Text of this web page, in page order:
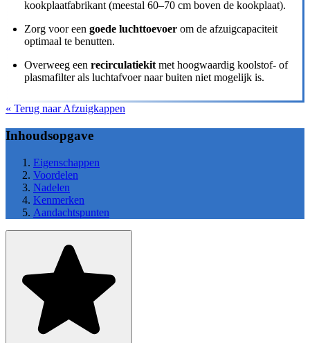
kookplaatfabrikant (meestal 60–70 cm boven de kookplaat).
Zorg voor een goede luchttoevoer om de afzuigcapaciteit
optimaal te benutten.
Overweeg een recirculatiekitmet hoogwaardig koolstof- of
plasmafilter als luchtafvoer naar buiten niet mogelijk is.
« Terug naar Afzuigkappen
Inhoudsopgave
Eigenschappen
Voordelen
Nadelen
Kenmerken
Aandachtspunten